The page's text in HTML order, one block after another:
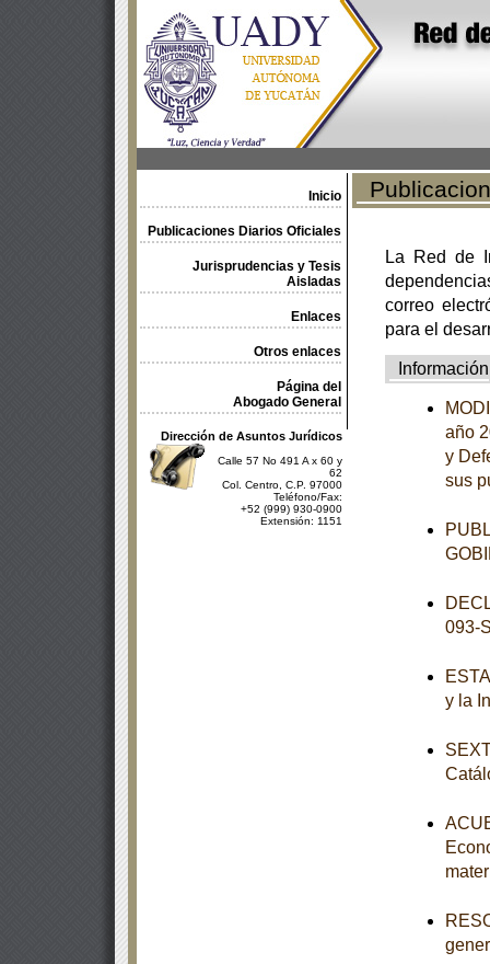
Inicio
Publicaciones Diarios Oficiales
Jurisprudencias y Tesis
Aisladas
Enlaces
Otros enlaces
Página del
Abogado General
Dirección de Asuntos Jurídicos
Calle 57 No 491 A x 60 y
62
Col. Centro, C.P. 97000
Teléfono/Fax:
+52 (999) 930-0900
Extensión: 1151
La Red de
correo
para el
Información
año
y
sus
093-
y la